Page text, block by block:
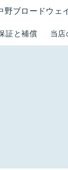
証と補償 当店
野ブロードウェ